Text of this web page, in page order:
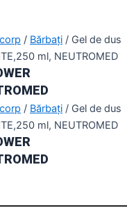
/ Bărbați / Gel de dus
ml, NEUTROMED
/ Bărbați / Gel de dus
ml, NEUTROMED